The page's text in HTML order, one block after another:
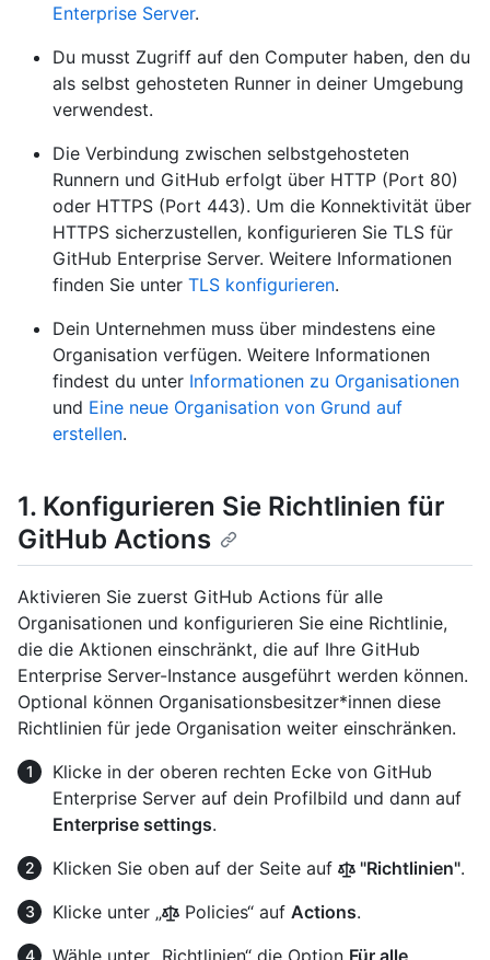
Enterprise Server.
Du musst Zugriff auf den Computer haben, den du
als selbst gehosteten Runner in deiner Umgebung
verwendest.
Die Verbindung zwischen selbstgehosteten
Runnern und GitHub erfolgt über HTTP (Port 80)
oder HTTPS (Port 443). Um die Konnektivität über
HTTPS sicherzustellen, konfigurieren Sie TLS für
GitHub Enterprise Server. Weitere Informationen
finden Sie unter TLS konfigurieren.
Dein Unternehmen muss über mindestens eine
Organisation verfügen. Weitere Informationen
findest du unter Informationen zu Organisationen
und Eine neue Organisation von Grund auf
erstellen.
1. Konfigurieren Sie Richtlinien für
GitHub Actions
Aktivieren Sie zuerst GitHub Actions für alle
Organisationen und konfigurieren Sie eine Richtlinie,
die die Aktionen einschränkt, die auf Ihre GitHub
Enterprise Server-Instance ausgeführt werden können.
Optional können Organisationsbesitzer*innen diese
Richtlinien für jede Organisation weiter einschränken.
Klicke in der oberen rechten Ecke von GitHub
Enterprise Server auf dein Profilbild und dann auf
Enterprise settings.
Klicken Sie oben auf der Seite auf
"Richtlinien".
Klicke unter „
Policies“ auf Actions.
Wähle unter „Richtlinien“ die Option Für alle